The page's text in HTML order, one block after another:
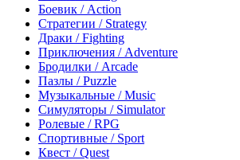
Боевик / Action
Стратегии / Strategy
Драки / Fighting
Приключения / Adventure
Бродилки / Arcade
Пазлы / Puzzle
Музыкальные / Music
Симуляторы / Simulator
Ролевые / RPG
Спортивные / Sport
Квест / Quest